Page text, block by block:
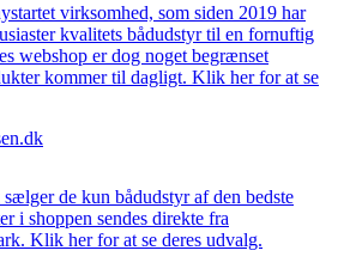
virksomhed, som siden 2019 har
kvalitets bådudstyr til en fornuftig
webshop er dog noget begrænset
kommer til dagligt. Klik her for at se
de kun bådudstyr af den bedste
i shoppen sendes direkte fra
Klik her for at se deres udvalg.